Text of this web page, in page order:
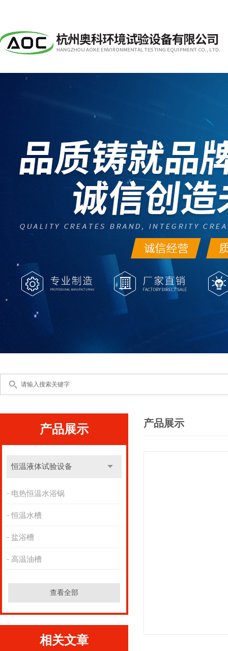
产品展示
恒温液体试验设备
电热恒温水浴锅
恒温水槽
盐浴槽
高温油槽
查看全部
相关文章
产品展示